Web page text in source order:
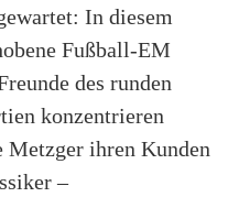
In diesem
Fußball-EM
des runden
konzentrieren
Metzger ihren Kunden
–